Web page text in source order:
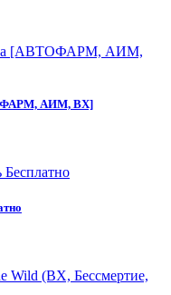
АИМ, ВХ]